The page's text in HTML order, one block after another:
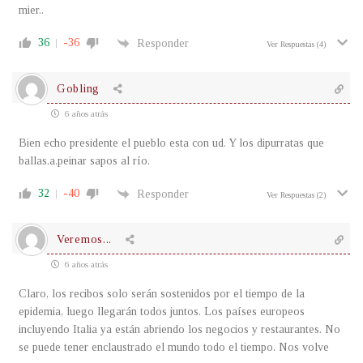
mier..
36 -36 Responder Ver Respuestas (4)
Gobling
6 años atrás
Bien echo presidente el pueblo esta con ud. Y los dipurratas que
ballas.a.peinar sapos al río.
32 -40 Responder Ver Respuestas (2)
Veremos...
6 años atrás
Claro, los recibos solo serán sostenidos por el tiempo de la
epidemia, luego llegarán todos juntos. Los países europeos
incluyendo Italia ya están abriendo los negocios y restaurantes. No
se puede tener enclaustrado el mundo todo el tiempo. Nos volve